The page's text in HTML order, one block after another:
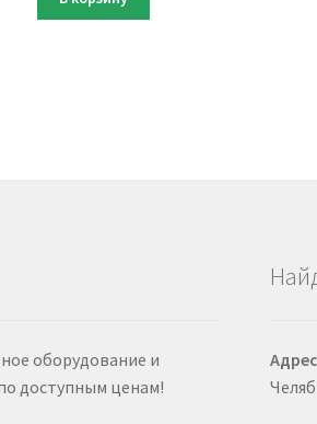
оборудование и
доступным ценам!
Адрес